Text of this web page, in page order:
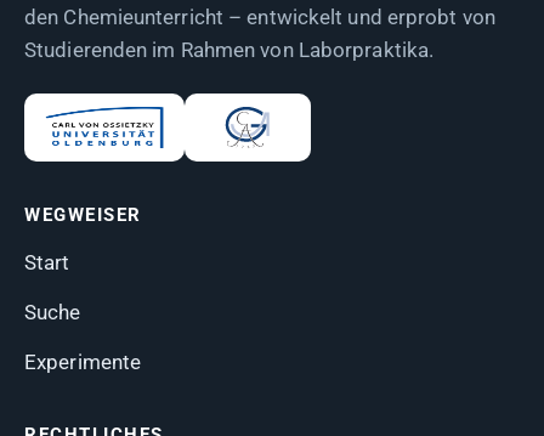
den Chemieunterricht – entwickelt und erprobt von
Studierenden im Rahmen von Laborpraktika.
WEGWEISER
Start
Suche
Experimente